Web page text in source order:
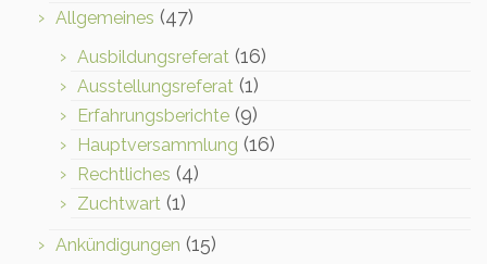
Allgemeines (47)
Ausbildungsreferat (16)
Ausstellungsreferat (1)
Erfahrungsberichte (9)
Hauptversammlung (16)
Rechtliches (4)
Zuchtwart (1)
Ankündigungen (15)